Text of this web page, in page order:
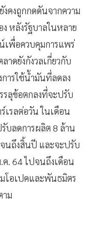
งคงถูกกดดันจากความ
หลังรัฐบาลในหลาย
เพื่อควบคุมการแพร่
าดยังกังวลเกี่ยวกับ
ารใช้น้ำมันที่ลดลง
ลุข้อตกลงที่จะปรับ
เรลต่อวัน ในเดือน
บลดการผลิต 8 ล้าน
นถึงสิ้นปี และจะปรับ
ค. 64ไปจนถึงเดือน
โอเปคและพันธมิตร
ม